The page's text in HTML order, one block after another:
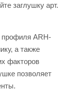
заглушку арт.
профиля ARH-
а также
факторов
позволяет